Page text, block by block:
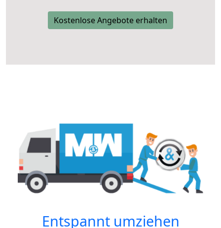
Kostenlose Angebote erhalten
Entspannt umziehen